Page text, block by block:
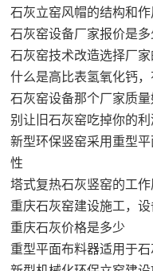
石灰立窑风帽的结构和作
石灰窑设备厂家报价是多
石灰窑技术改造选择厂
什么是高比表氢氧化钙
石灰窑设备那个厂家质量
别让旧石灰窑吃掉你的
新型环保竖窑采用重型
性
塔式复热石灰竖窑的工
重庆石灰窑建设施工，设
重庆石灰价格是多少
重型平面布料器适用于